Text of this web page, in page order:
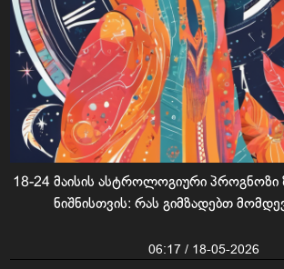
18-24 მაისის ასტროლოგიური
ნიშნისთვის: რას გიმზადებთ
06:17 / 18-05-2026